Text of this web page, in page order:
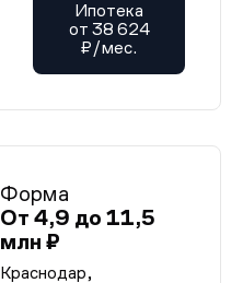
Ипотека
от 38 624
₽/мес.
Форма
От 4,9 до 11,5
млн ₽
Краснодар,